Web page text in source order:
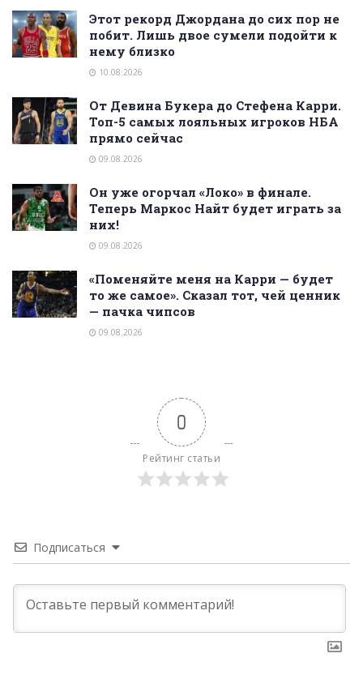
Этот рекорд Джордана до сих пор не
побит. Лишь двое сумели подойти к
нему близко
10.08.2026
От Девина Букера до Стефена Карри.
Топ-5 самых лояльных игроков НБА
прямо сейчас
09.08.2026
Он уже огорчал «Локо» в финале.
Теперь Маркос Найт будет играть за
них!
09.08.2026
«Поменяйте меня на Карри — будет
то же самое». Сказал тот, чей ценник
— пачка чипсов
09.08.2026
0
Рейтинг статьи
Подписаться